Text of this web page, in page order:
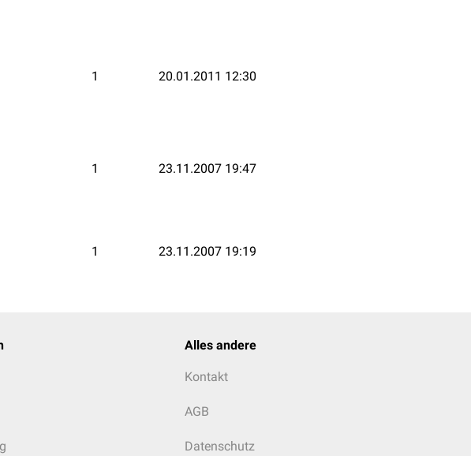
1 20.01.2011 12:30
1 23.11.2007 19:47
1 23.11.2007 19:19
Alles andere
Kontakt
AGB
Datenschutz